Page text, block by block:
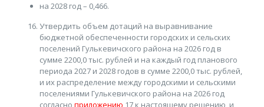
на 2028 год – 0,466.
Утвердить объем дотаций на выравнивание
бюджетной обеспеченности городских и сельских
поселений Гулькевичского района на 2026 год в
сумме 2200,0 тыс. рублей и на каждый год планового
периода 2027 и 2028 годов в сумме 2200,0 тыс. рублей,
и их распределение между городскими и сельскими
поселениями Гулькевичского района на 2026 год
согласно приложению 17 к настоящему решению, и